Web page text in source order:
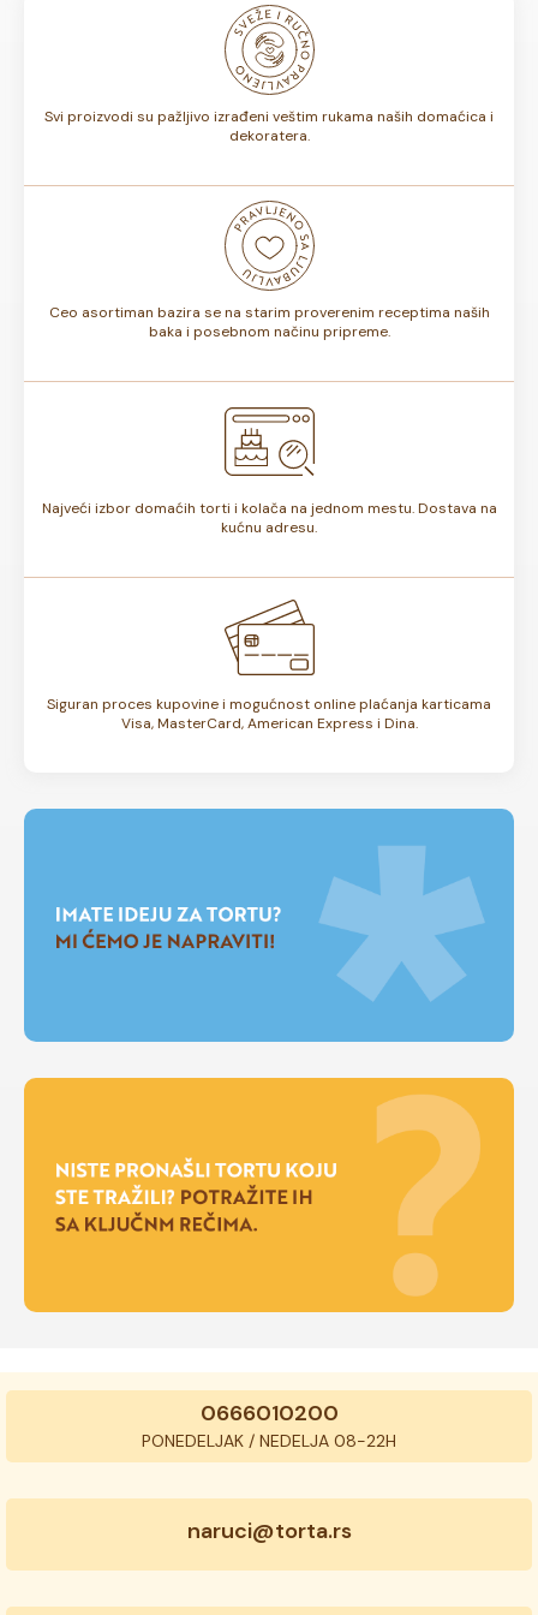
odnosno, da li sadrže voće ili ne, rok trajanja torte može
biti od 7 do 10 dana. Rok trajanja je istaknut na deklaraciji
Svi proizvodi su pažljivo izrađeni veštim rukama naših domaćica i
dekoratera.
Ceo asortiman bazira se na starim proverenim receptima naših
baka i posebnom načinu pripreme.
Najveći izbor domaćih torti i kolača na jednom mestu. Dostava na
kućnu adresu.
Siguran proces kupovine i mogućnost online plaćanja karticama
Visa, MasterCard, American Express i Dina.
0666010200
PONEDELJAK / NEDELJA 08-22H
naruci@torta.rs